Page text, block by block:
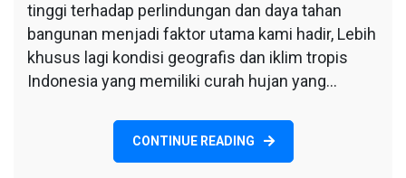
tinggi terhadap perlindungan dan daya tahan
bangunan menjadi faktor utama kami hadir, Lebih
khusus lagi kondisi geografis dan iklim tropis
Indonesia yang memiliki curah hujan yang…
CONTINUE READING